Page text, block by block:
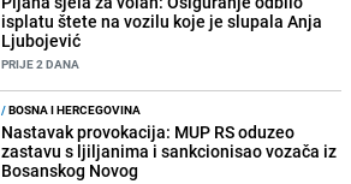
isplatu štete na vozilu koje je slupala Anja
Ljubojević
PRIJE 2 DANA
/BOSNA I HERCEGOVINA
Nastavak provokacija: MUP RS oduzeo
zastavu s ljiljanima i sankcionisao vozača iz
Bosanskog Novog